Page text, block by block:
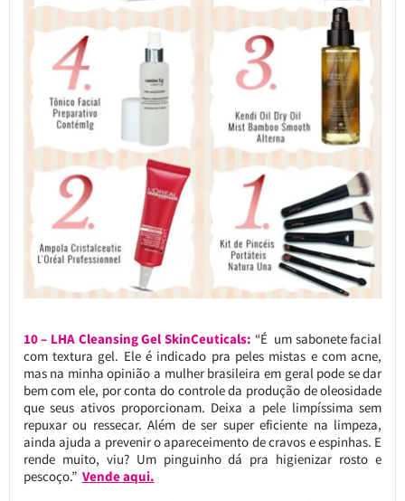
10 – LHA Cleansing Gel SkinCeuticals: “É um sabonete facial
com textura gel. Ele é indicado pra peles mistas e com acne,
mas na minha opinião a mulher brasileira em geral pode se dar
bem com ele, por conta do controle da produção de oleosidade
que seus ativos proporcionam. Deixa a pele limpíssima sem
repuxar ou ressecar. Além de ser super eficiente na limpeza,
ainda ajuda a prevenir o apareceimento de cravos e espinhas. E
rende muito, viu? Um pinguinho dá pra higienizar rosto e
pescoço.” Vende aqui.